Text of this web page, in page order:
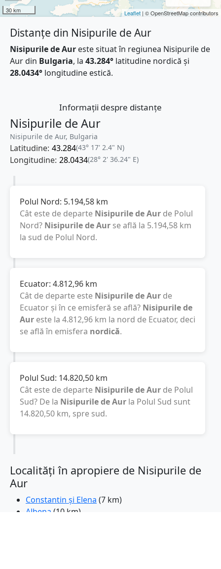
30 km Leaflet | © OpenStreetMap contributors
Distanțe din Nisipurile de Aur
Nisipurile de Aur este situat în regiunea Nisipurile de
Aur din Bulgaria, la 43.284° latitudine nordică și
28.0434° longitudine estică.
Informații despre distanțe
Nisipurile de Aur
Nisipurile de Aur, Bulgaria
Latitudine: 43.284(43° 17' 2.4" N)
Longitudine: 28.0434(28° 2' 36.24" E)
Polul Nord: 5.194,58 km
Cât este de departe Nisipurile de Aur de Polul
Nord? Nisipurile de Aur se află la 5.194,58 km
la sud de Polul Nord.
Ecuator: 4.812,96 km
Cât de departe este Nisipurile de Aur de
Ecuator și în ce emisferă se află? Nisipurile de
Aur este la 4.812,96 km la nord de Ecuator, deci
se află în emisfera nordică.
Polul Sud: 14.820,50 km
Cât este de departe Nisipurile de Aur de Polul
Sud? De la Nisipurile de Aur la Polul Sud sunt
14.820,50 km, spre sud.
Localități în apropiere de Nisipurile de
Aur
Constantin și Elena (7 km)
Albena (10 km)